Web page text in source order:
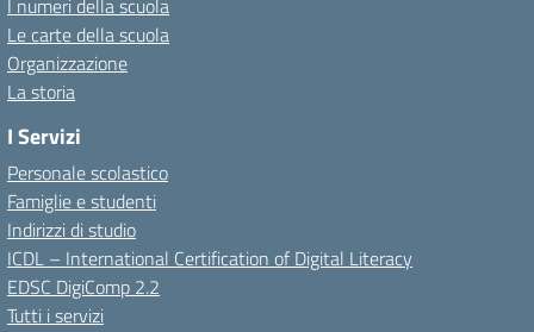
I numeri della scuola
Le carte della scuola
Organizzazione
La storia
I Servizi
Personale scolastico
Famiglie e studenti
Indirizzi di studio
ICDL – International Certification of Digital Literacy
EDSC DigiComp 2.2
Tutti i servizi